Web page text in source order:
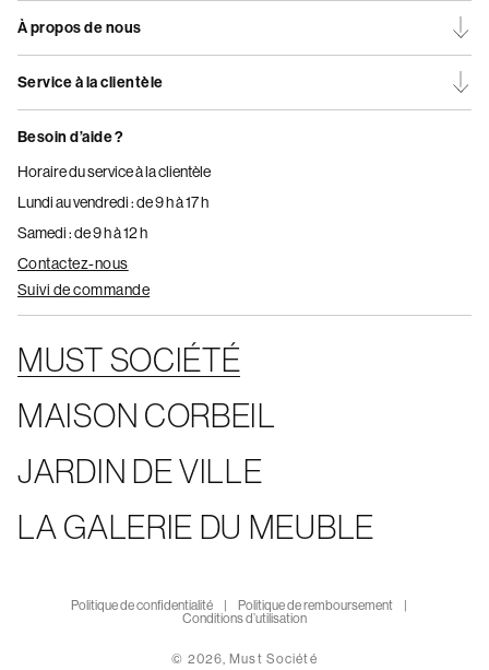
À propos de nous
Service à la clientèle
Besoin d’aide ?
Horaire du service à la clientèle
Lundi au vendredi : de 9 h à 17 h
Samedi : de 9 h à 12 h
Contactez-nous
Suivi de commande
MUST SOCIÉTÉ
MAISON CORBEIL
JARDIN DE VILLE
LA GALERIE DU MEUBLE
Politique de confidentialité
Politique de remboursement
Conditions d’utilisation
© 2026,Must Société